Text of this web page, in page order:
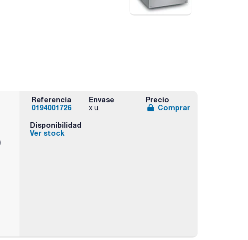
Referencia
0194001726
Envase
x u.
Precio
Comprar
Disponibilidad
Ver stock